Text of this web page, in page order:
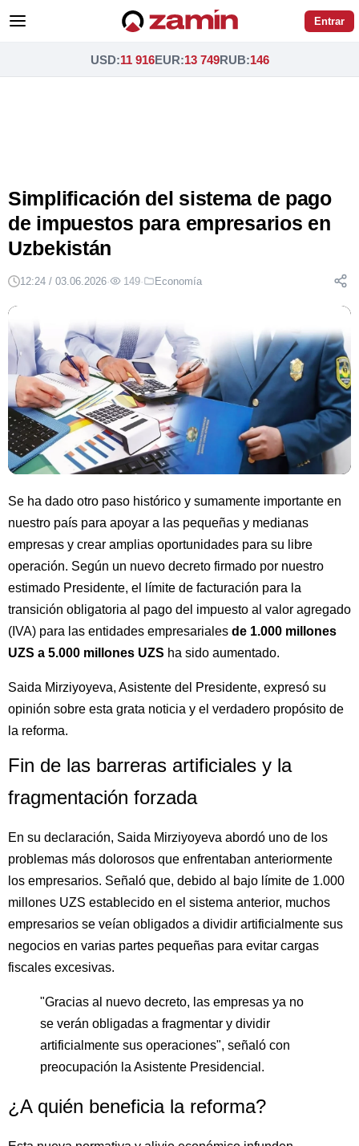
Entrar
USD:11 916EUR:13 749RUB:146
Simplificación del sistema de pago
de impuestos para empresarios en
Uzbekistán
12:24 / 03.06.2026· 149· Economía
Se ha dado otro paso histórico y sumamente importante en
nuestro país para apoyar a las pequeñas y medianas
empresas y crear amplias oportunidades para su libre
operación. Según un nuevo decreto firmado por nuestro
estimado Presidente, el límite de facturación para la
transición obligatoria al pago del impuesto al valor agregado
(IVA) para las entidades empresariales de 1.000 millones
UZS a 5.000 millones UZS ha sido aumentado.
Saida Mirziyoyeva, Asistente del Presidente, expresó su
opinión sobre esta grata noticia y el verdadero propósito de
la reforma.
Fin de las barreras artificiales y la
fragmentación forzada
En su declaración, Saida Mirziyoyeva abordó uno de los
problemas más dolorosos que enfrentaban anteriormente
los empresarios. Señaló que, debido al bajo límite de 1.000
millones UZS establecido en el sistema anterior, muchos
empresarios se veían obligados a dividir artificialmente sus
negocios en varias partes pequeñas para evitar cargas
fiscales excesivas.
"Gracias al nuevo decreto, las empresas ya no
se verán obligadas a fragmentar y dividir
artificialmente sus operaciones", señaló con
preocupación la Asistente Presidencial.
¿A quién beneficia la reforma?